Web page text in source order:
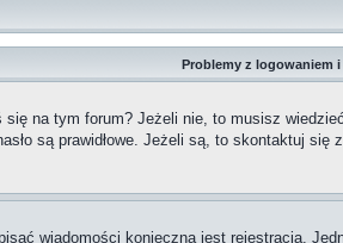
Problemy z logowaniem i
na tym forum? Jeżeli nie, to musisz
są prawidłowe. Jeżeli są, to skontaktuj
wiadomości konieczna jest rejestracja.